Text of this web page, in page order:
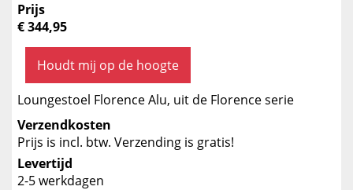
Prijs
€ 344,95
Houdt mij op de hoogte
Loungestoel Florence Alu, uit de Florence serie
Verzendkosten
Prijs is incl. btw. Verzending is gratis!
Levertijd
2-5 werkdagen